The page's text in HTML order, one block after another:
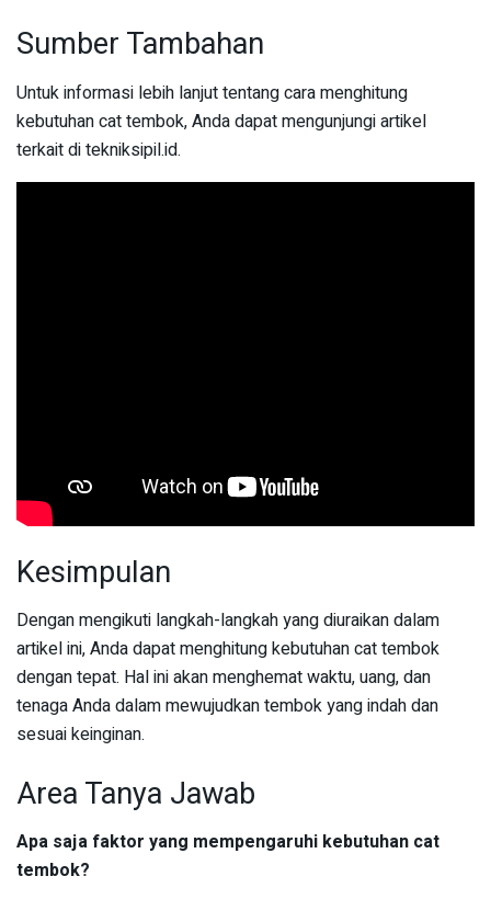
Sumber Tambahan
Untuk informasi lebih lanjut tentang cara menghitung
kebutuhan cat tembok, Anda dapat mengunjungi artikel
terkait di tekniksipil.id.
Kesimpulan
Dengan mengikuti langkah-langkah yang diuraikan dalam
artikel ini, Anda dapat menghitung kebutuhan cat tembok
dengan tepat. Hal ini akan menghemat waktu, uang, dan
tenaga Anda dalam mewujudkan tembok yang indah dan
sesuai keinginan.
Area Tanya Jawab
Apa saja faktor yang mempengaruhi kebutuhan cat
tembok?